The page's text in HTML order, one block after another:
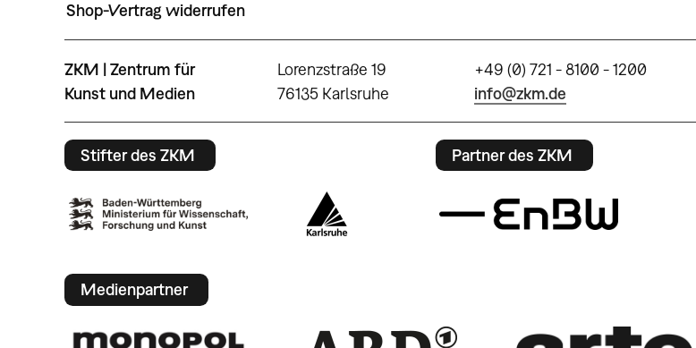
Shop-Vertrag widerrufen
ZKM | Zentrum für
Kunst und Medien
Lorenzstraße 19
76135 Karlsruhe
+49 (0) 721 - 8100 - 1200
info@zkm.de
Stifter des ZKM Partner des ZKM
Medienpartner